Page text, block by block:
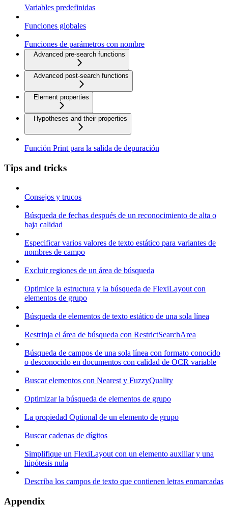
Variables predefinidas
Funciones globales
Funciones de parámetros con nombre
Advanced pre-search functions
Advanced post-search functions
Element properties
Hypotheses and their properties
Función Print para la salida de depuración
Tips and tricks
Consejos y trucos
Búsqueda de fechas después de un reconocimiento de alta o
baja calidad
Especificar varios valores de texto estático para variantes de
nombres de campo
Excluir regiones de un área de búsqueda
Optimice la estructura y la búsqueda de FlexiLayout con
elementos de grupo
Búsqueda de elementos de texto estático de una sola línea
Restrinja el área de búsqueda con RestrictSearchArea
Búsqueda de campos de una sola línea con formato conocido
o desconocido en documentos con calidad de OCR variable
Buscar elementos con Nearest y FuzzyQuality
Optimizar la búsqueda de elementos de grupo
La propiedad Optional de un elemento de grupo
Buscar cadenas de dígitos
Simplifique un FlexiLayout con un elemento auxiliar y una
hipótesis nula
Describa los campos de texto que contienen letras enmarcadas
Appendix